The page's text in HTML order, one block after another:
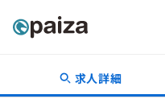
転職・キャリア求人詳細